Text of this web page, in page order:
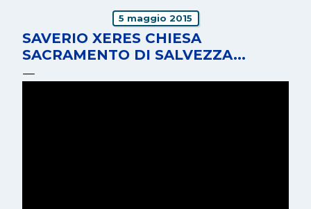
5 maggio 2015
SAVERIO XERES CHIESA
SACRAMENTO DI SALVEZZA...